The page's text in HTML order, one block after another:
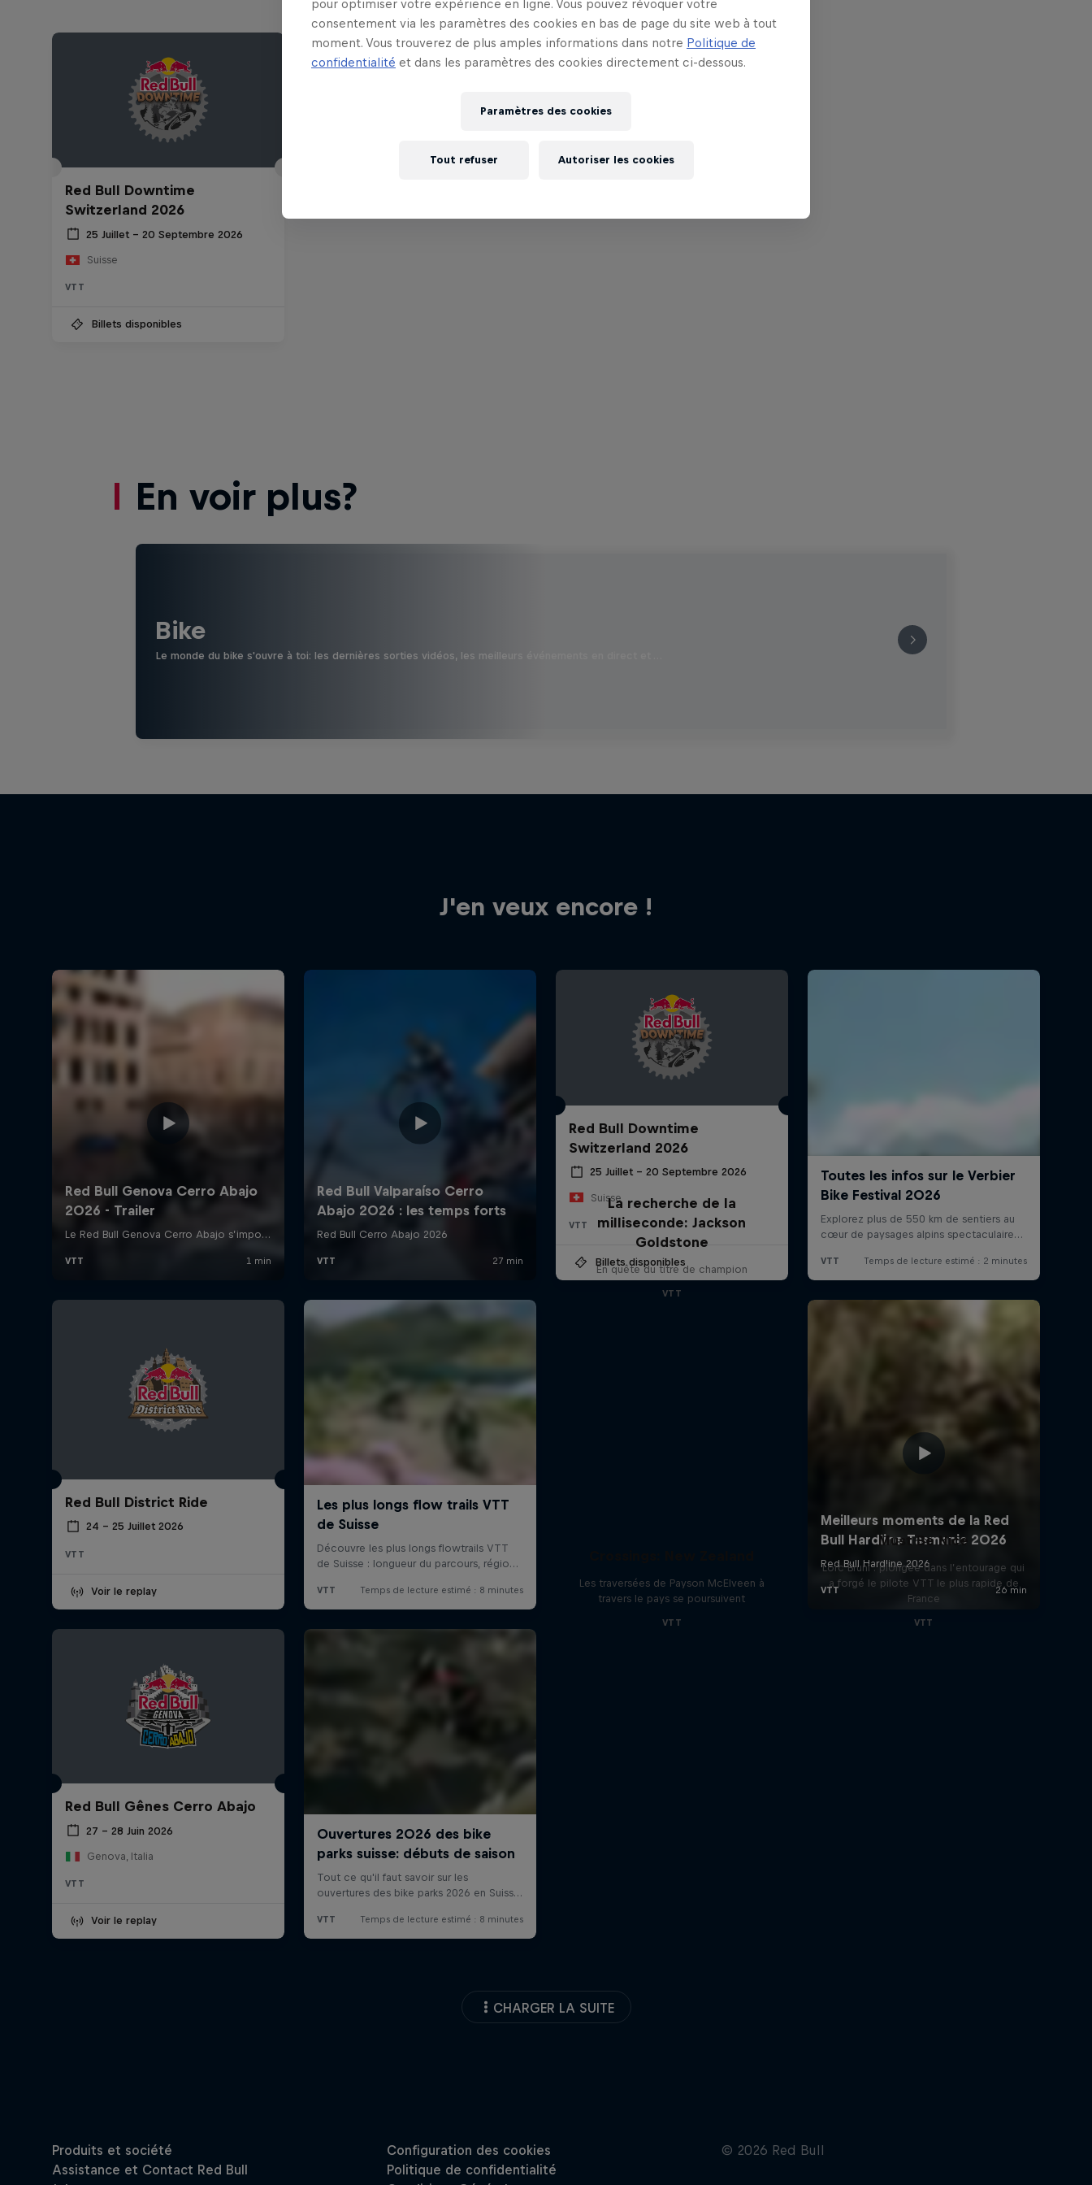
Red Bull Downtime
Switzerland 2026
25 Juillet – 20 Septembre 2026
Suisse
VTT
Billets disponibles
En voir plus?
Bike
Le monde du bike s'ouvre à toi: les dernières sorties vidéos, les meilleurs événements en direct et …
J'en veux encore !
Red Bull Downtime
Switzerland 2026
25 Juillet – 20 Septembre 2026
Suisse
VTT
Billets disponibles
Red Bull District Ride
24 – 25 Juillet 2026
VTT
Voir le replay
La recherche de la
milliseconde: Jackson
Goldstone
En quête du titre de champion
VTT
Red Bull Gênes Cerro Abajo
27 – 28 Juin 2026
Genova, Italia
VTT
Voir le replay
Les traversées de Payson McElveen à
travers le pays se poursuivent
VTT
Must Be Nice
Loïc Bruni : plongée dans l’entourage qui
a forgé le pilote VTT le plus rapide de
France
VTT
CHARGER LA SUITE
pour optimiser votre expérience en ligne. Vous pouvez révoquer votre
consentement via les paramètres des cookies en bas de page du site web à tout
moment. Vous trouverez de plus amples informations dans notre Politique de
confidentialité et dans les paramètres des cookies directement ci-dessous.
Paramètres des cookies
Tout refuser Autoriser les cookies